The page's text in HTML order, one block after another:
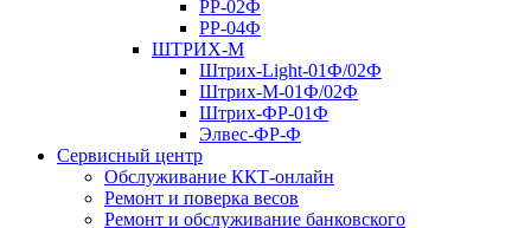
РР-02Ф
РР-04Ф
ШТРИХ-М
Штрих-Light-01Ф/02Ф
Штрих-М-01Ф/02Ф
Штрих-ФР-01Ф
Элвес-ФР-Ф
Сервисный центр
Обслуживание ККТ-онлайн
Ремонт и поверка весов
Ремонт и обслуживание банковского